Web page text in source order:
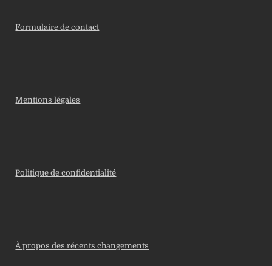
Formulaire de contact
Mentions légales
Politique de confidentialité
À propos des récents changements